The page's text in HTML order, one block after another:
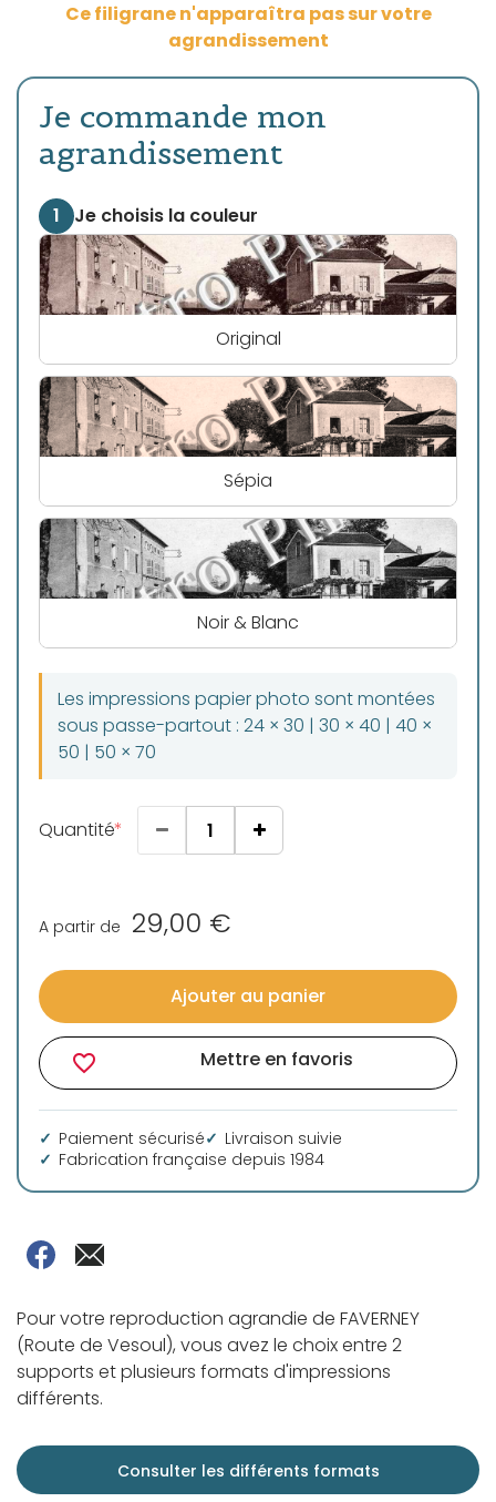
Ce filigrane n'apparaîtra pas sur votre
agrandissement
Je commande mon
agrandissement
1 Je choisis la couleur
Original
Sépia
Noir & Blanc
Les impressions papier photo sont montées
sous passe-partout : 24 × 30 | 30 × 40 | 40 ×
50 | 50 × 70
Quantité
A partir de 29,00 €
Ajouter au panier
favorite_border Mettre en favoris
Paiement sécurisé
Livraison suivie
Fabrication française depuis 1984
Pour votre reproduction agrandie de FAVERNEY
(Route de Vesoul), vous avez le choix entre 2
supports et plusieurs formats d'impressions
différents.
Consulter les différents formats